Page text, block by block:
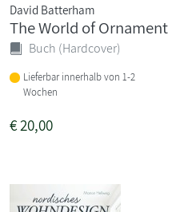
David Batterham
The World of Ornament
Buch (Hardcover)
Lieferbar innerhalb von 1-2
Wochen
€20,00